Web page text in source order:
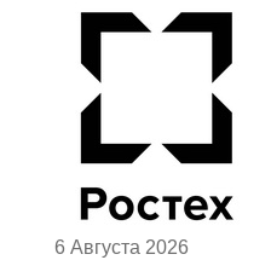
6 Августа 2026